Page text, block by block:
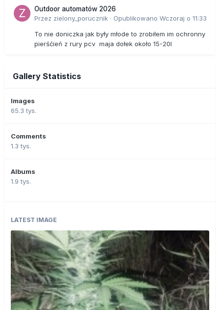
Outdoor automatów 2026
Przez zielony_porucznik · Opublikowano Wczoraj o 11:33
To nie doniczka jak były młode to zrobiłem im ochronny
pierśćień z rury pcv maja dołek około 15-20l
Gallery Statistics
Images
65.3 tys.
Comments
1.3 tys.
Albums
1.9 tys.
LATEST IMAGE